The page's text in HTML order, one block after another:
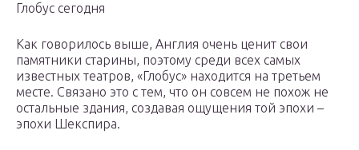
Глобус сегодня
Как говорилось выше, Англия очень ценит свои
памятники старины, поэтому среди всех самых
известных театров, «Глобус» находится на третьем
месте. Связано это с тем, что он совсем не похож не
остальные здания, создавая ощущения той эпохи –
эпохи Шекспира.